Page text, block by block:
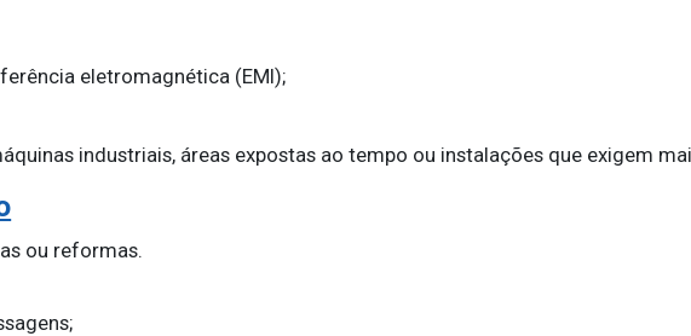
eletromagnética (EMI);
industriais, áreas expostas ao tempo ou instalações que exigem
ou reformas.